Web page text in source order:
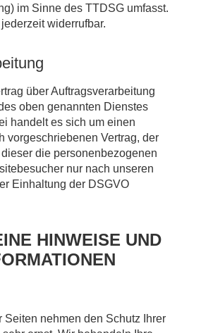
im Sinne des TTDSG umfasst.
widerrufbar.
über Auftragsverarbeitung
oben genannten Dienstes
handelt es sich um einen
vorgeschriebenen Vertrag, der
die personenbezogenen
nur nach unseren
Einhaltung der DSGVO
HINWEISE UND
Seiten nehmen den Schutz Ihrer